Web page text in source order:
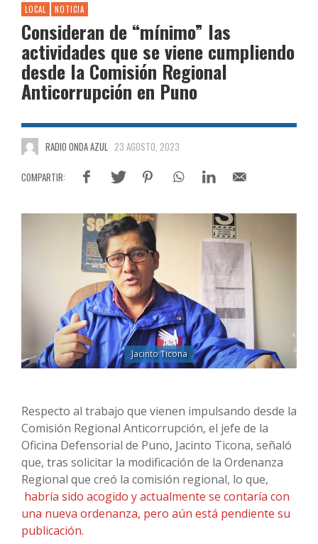
LOCAL NOTICIA
Consideran de “mínimo” las
actividades que se viene cumpliendo
desde la Comisión Regional
Anticorrupción en Puno
RADIO ONDA AZUL 23 AGOSTO, 2023
Jacinto Ticona
Respecto al trabajo que vienen impulsando desde la
Comisión Regional Anticorrupción, el jefe de la
Oficina Defensorial de Puno, Jacinto Ticona, señaló
que, tras solicitar la modificación de la Ordenanza
Regional que creó la comisión regional, lo que,
habría sido acogido y actualmente se contaría con
una nueva ordenanza, pero aún está pendiente su
publicación.